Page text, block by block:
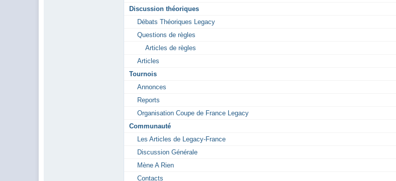
Discussion théoriques
Débats Théoriques Legacy
Questions de règles
Articles de règles
Articles
Tournois
Annonces
Reports
Organisation Coupe de France Legacy
Communauté
Les Articles de Legacy-France
Discussion Générale
Mène A Rien
Contacts